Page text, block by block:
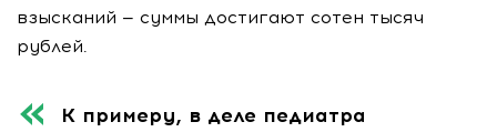
взысканий — суммы достигают сотен тысяч
рублей.
К примеру, в деле педиатра